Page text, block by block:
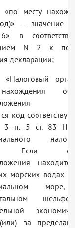
«по месту
— значение
в
N 2 к
декларации;
«Налоговый
код
3 п. 5 ст. 83 НК
Если
морских водах
за